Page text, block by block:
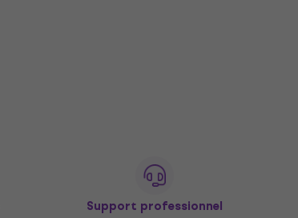
Support professionnel